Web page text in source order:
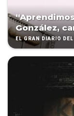
González,
EL GRAN DIARIO